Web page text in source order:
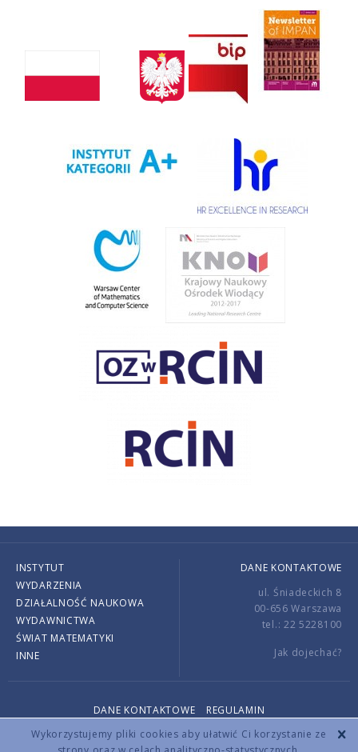
Wykorzystujemy pliki cookies aby ułatwić Ci korzystanie ze
INSTYTUT
WYDARZENIA
DZIAŁALNOŚĆ NAUKOWA
WYDAWNICTWA
ŚWIAT MATEMATYKI
INNE
DANE KONTAKTOWE
ul. Śniadeckich 8
00-656 Warszawa
tel.: 22 5228100
Jak dojechać?
DANE KONTAKTOWE
REGULAMIN
Copyright © 2026 by IMPAN. All rights reserved.